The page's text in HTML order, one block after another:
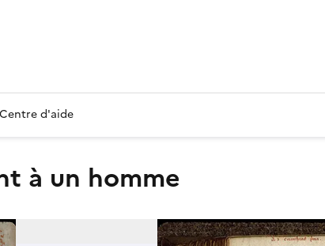
Centre d'aide
à un homme